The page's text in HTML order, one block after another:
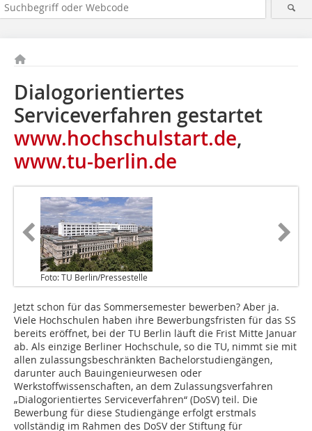
Dialogorientiertes
Serviceverfahren gestartet
www.hochschulstart.de,
www.tu-berlin.de
Foto: TU Berlin/Pressestelle
Jetzt schon für das Sommersemester bewerben? Aber ja.
Viele Hochschulen haben ihre Bewerbungsfristen für das SS
bereits eröffnet, bei der TU Berlin läuft die Frist Mitte Januar
ab. Als einzige Berliner Hochschule, so die TU, nimmt sie mit
allen zulassungsbeschränkten Bachelorstudiengängen,
darunter auch Bauingenieurwesen oder
Werkstoffwissenschaften, an dem Zulassungsverfahren
„Dialogorientiertes Serviceverfahren“ (DoSV) teil. Die
Bewerbung für diese Studiengänge erfolgt erstmals
vollständig im Rahmen des DoSV der Stiftung für